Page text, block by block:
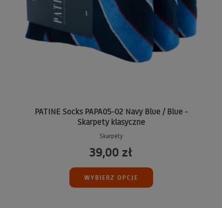
PATINE Socks PAPA05-02 Navy Blue / Blue -
Skarpety klasyczne
Skarpety
39,00 zł
WYBIERZ OPCJE